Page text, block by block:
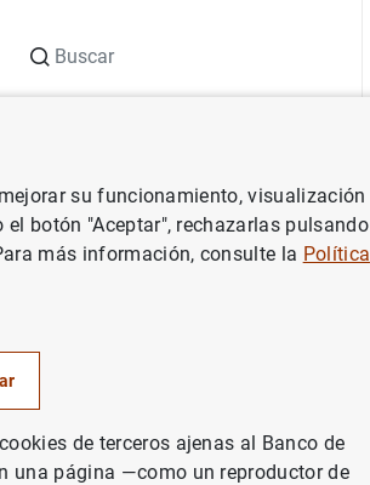
su funcionamiento, visualización
botón "Aceptar", rechazarlas pulsando
más información, consulte la Política
de terceros ajenas al Banco de
una página —como un reproductor de